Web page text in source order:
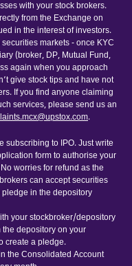
with your stock brokers.
from the Exchange on
in the interest of investors.
markets - once KYC
(broker, DP, Mutual Fund,
again when you approach
give stock tips and have not
If you find anyone claiming
services, please send us an
.
subscribing to IPO. Just write
form to authorise your
worries for refund as the
can accept securities
in the depository
your stockbroker/depository
depository on your
create a pledge.
the Consolidated Account